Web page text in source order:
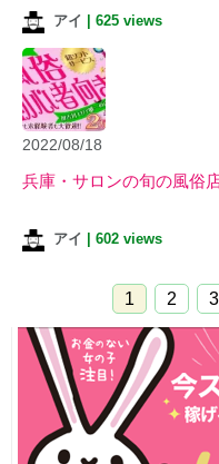
アイ 625 views
2022/08/18
兵庫・サロンの旬の風俗
アイ 602 views
1 2 3